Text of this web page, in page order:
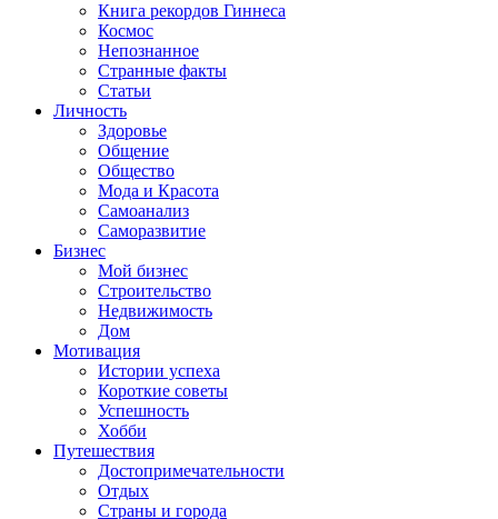
Книга рекордов Гиннеса
Космос
Непознанное
Странные факты
Статьи
Личность
Здоровье
Общение
Общество
Мода и Красота
Самоанализ
Саморазвитие
Бизнес
Мой бизнес
Строительство
Недвижимость
Дом
Мотивация
Истории успеха
Короткие советы
Успешность
Хобби
Путешествия
Достопримечательности
Отдых
Страны и города